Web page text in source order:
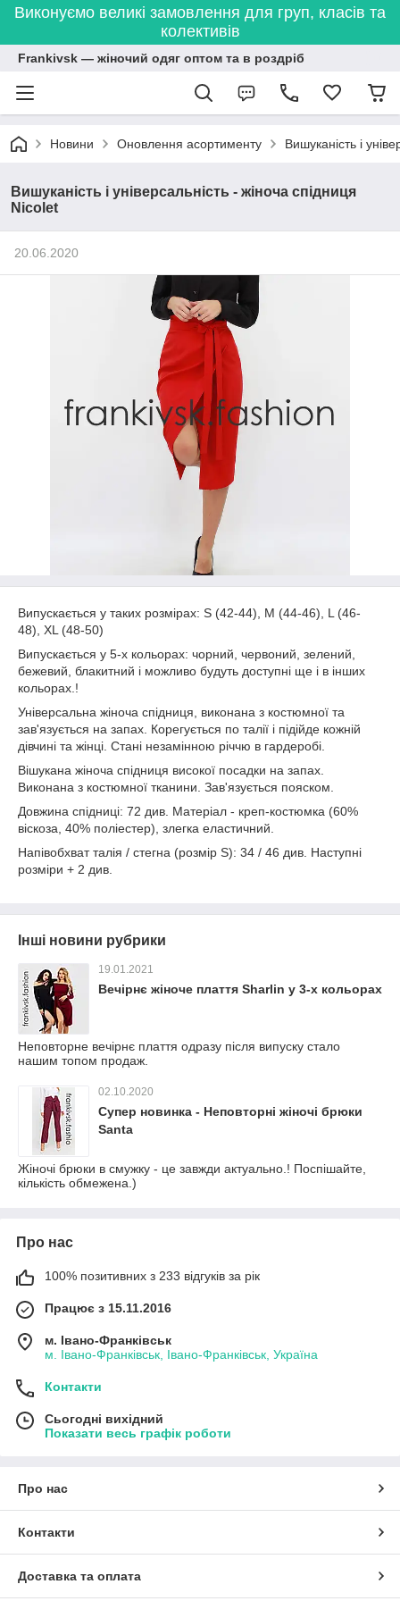
Виконуємо великі замовлення для груп, класів та
колективів
Frankivsk — жіночий одяг оптом та в роздріб
Новини Оновлення асортименту Вишуканість і
Вишуканість і універсальність - жіноча спідниця
Nicolet
20.06.2020
Випускається у таких розмірах: S (42-44), M (44-46), L (46-
48), XL (48-50)
Випускається у 5-х кольорах: чорний, червоний, зелений,
бежевий, блакитний і можливо будуть доступні ще і в інших
кольорах.!
Універсальна жіноча спідниця, виконана з костюмної та
зав'язується на запах. Корегується по талії і підійде кожній
дівчині та жінці. Стані незамінною річчю в гардеробі.
Вішукана жіноча спідниця високої посадки на запах.
Виконана з костюмної тканини. Зав'язується пояском.
Довжина спідниці: 72 див. Матеріал - креп-костюмка (60%
віскоза, 40% поліестер), злегка еластичний.
Напівобхват талія / стегна (розмір S): 34 / 46 див. Наступні
розміри + 2 див.
Інші новини рубрики
19.01.2021
Вечірнє жіноче плаття Sharlin у 3-х кольорах
Неповторне вечірнє плаття одразу після випуску стало
нашим топом продаж.
02.10.2020
Супер новинка - Неповторні жіночі брюки
Santa
Жіночі брюки в смужку - це завжди актуально.! Поспішайте,
кількість обмежена.)
Про нас
100% позитивних з 233 відгуків за рік
Працює з 15.11.2016
м. Івано-Франківськ
м. Івано-Франківськ, Івано-Франківськ, Україна
Контакти
Сьогодні вихідний
Показати весь графік роботи
Про нас
Контакти
Доставка та оплата